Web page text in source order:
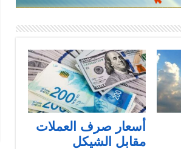
أسعار صرف العملات
مقابل الشيكل